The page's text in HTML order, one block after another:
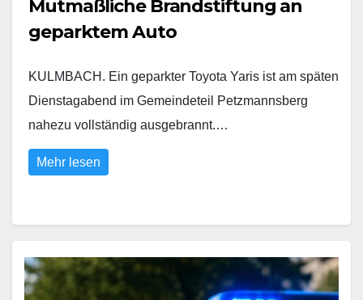
Mutmaßliche Brandstiftung an
geparktem Auto
KULMBACH. Ein geparkter Toyota Yaris ist am späten
Dienstagabend im Gemeindeteil Petzmannsberg
nahezu vollständig ausgebrannt.…
Mehr lesen